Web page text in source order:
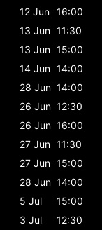
12 Jun 16:00
13 Jun 11:30
13 Jun 15:00
14 Jun 14:00
28 Jun 14:00
26 Jun 12:30
26 Jun 16:00
27 Jun 11:30
27 Jun 15:00
28 Jun 14:00
5 Jul
15:00
3 Jul
12:30